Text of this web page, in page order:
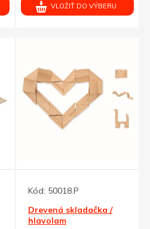
VLOŽIŤ DO VÝBERU
Kód: 50018.P
Drevená skladačka /
hlavolam